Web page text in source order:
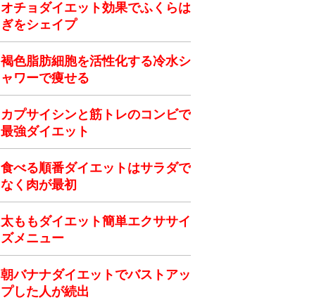
オチョダイエット効果でふくらは
ぎをシェイプ
褐色脂肪細胞を活性化する冷水シ
ャワーで痩せる
カプサイシンと筋トレのコンビで
最強ダイエット
食べる順番ダイエットはサラダで
なく肉が最初
太ももダイエット簡単エクササイ
ズメニュー
朝バナナダイエットでバストアッ
プした人が続出